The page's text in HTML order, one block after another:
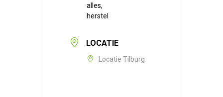
alles,
herstel
LOCATIE
Locatie Tilburg